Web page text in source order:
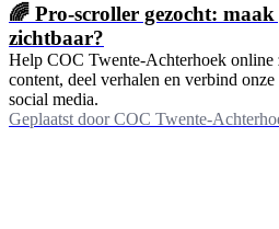
🌈 Pro-scroller gezocht:
zichtbaar?
Help COC Twente-Achterhoek online
content, deel verhalen en verbind
social media.
Geplaatst door COC Twente-